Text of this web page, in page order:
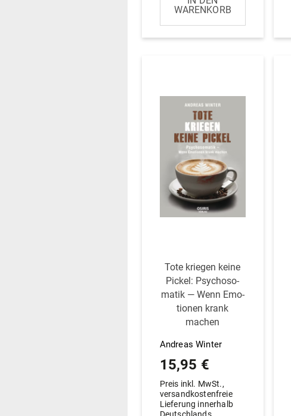
WARENKORB
Tote kriegen keine
Pickel: Psy­cho­so­
matik — Wenn Emo­
tionen krank
machen
Andreas Winter
15,95 €
Preis inkl. MwSt.,
versandkostenfreie
Lieferung innerhalb
Deutschlands